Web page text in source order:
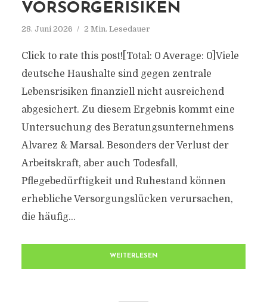
VORSORGERISIKEN
28. Juni 2026 2 Min. Lesedauer
Click to rate this post![Total: 0 Average: 0]Viele
deutsche Haushalte sind gegen zentrale
Lebensrisiken finanziell nicht ausreichend
abgesichert. Zu diesem Ergebnis kommt eine
Untersuchung des Beratungsunternehmens
Alvarez & Marsal. Besonders der Verlust der
Arbeitskraft, aber auch Todesfall,
Pflegebedürftigkeit und Ruhestand können
erhebliche Versorgungslücken verursachen,
die häufig...
WEITERLESEN